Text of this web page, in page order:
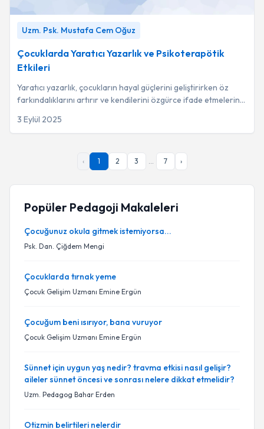
Uzm. Psk. Mustafa Cem Oğuz
Uzm. Psk. Mustafa Cem Oğuz
Çocuklarda Yaratıcı Yazarlık ve Psikoterapötik
Etkileri
Yaratıcı yazarlık, çocukların hayal güçlerini geliştirirken öz
farkındalıklarını artırır ve kendilerini özgürce ifade etmelerine
3 Eylül 2025
‹ 1 2 3 ... 7 ›
Popüler Pedagoji Makaleleri
Çocuğunuz okula gitmek istemiyorsa...
Psk. Dan. Çiğdem Mengi
Çocuklarda tırnak yeme
Çocuk Gelişim Uzmanı Emine Ergün
Çocuğum beni ısırıyor, bana vuruyor
Çocuk Gelişim Uzmanı Emine Ergün
Sünnet için uygun yaş nedir? travma etkisi nasıl gelişir?
aileler sünnet öncesi ve sonrası nelere dikkat etmelidir?
Uzm. Pedagog Bahar Erden
Otizmin belirtileri nelerdir